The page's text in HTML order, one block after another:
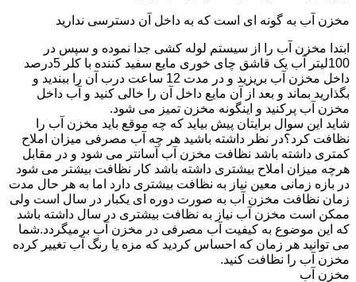
مخزن آب به گونه ای است که به داخل آن دسترسی ندارید
ابتدا مخزن آب را از سیستم لوله کشی جدا نموده و سپس در
100لیتر آب یک قاشق چای خوری مایع سفید کننده با کلر 5درصد
داخل مخزن آب بریزید و در مدت 12 ساعت درب آن را ببندید و
بگذارید بماند و بعد از آن مایع داخل آن را خالی کنید و آب داخل
مخزن آب پرکنید و اینگونه مخزن تمیز می شود.
شاید این سوال برایتان پیش بیاید که چه موقع باید مخزن آب را
نظافت کرد؟در نظر داشته باشید هر چه آب مصرفی میزان املاح
کمتری داشته باشد نظافت مخزن آب آسانتر می شود و در مقابل
هرچه میزان املاح بیشتری داشته باشد کار نظافت بیشتر می شود
در بازه زمانی معین نیاز به نظافت بیشتری دارد اما به هر حال مدت
زمان نظافت مخزن آب به صورت دوره ای یکبار در سال است ولی
ممکن است مخزن آب نیاز به نظافت بیشتری در سال داشته باشد
که این موضوع به کیفیت آب مصرفی در مخزن آب برمیگردد.شما
می توانید هر زمان که احساس کردید که مزه یا رنگ آب تغییر کرده
مخزن آب را نظافت کنید.
مخزن آب